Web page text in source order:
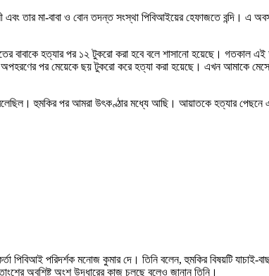
তার মা-বাবা ও বোন তদন্ত সংস্থা পিবিআইয়ের হেফাজতে বন্দি। এ
বাবাকে হত্যার পর ১২ টুকরো করা হবে বলে শাসানো হয়েছে।
পর মেয়েকে ছয় টুকরো করে হত্যা করা হয়েছে। এখন আমাকে
হুমকির পর আমরা উৎকণ্ঠার মধ্যে আছি। আয়াতকে হত্যার পেছনে
পিবিআই পরিদর্শক মনোজ কুমার দে। তিনি বলেন, হুমকির বিষয়টি
অবশিষ্ট অংশ উদ্ধারের কাজ চলছে বলেও জানান তিনি।